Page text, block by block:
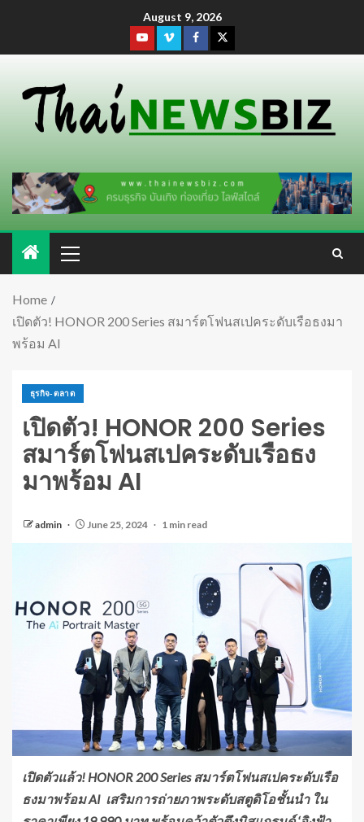
August 9, 2026
Home
เปิดตัว! HONOR 200 Series สมาร์ตโฟนสเปคระดับเรือธงมา
พร้อม AI
ธุรกิจ-ตลาด
เปิดตัว! HONOR 200 Series
สมาร์ตโฟนสเปคระดับเรือธง
มาพร้อม AI
admin June 25, 2024 1 min read
เปิดตัวแล้ว! HONOR 200 Series สมาร์ตโฟนสเปคระดับเรือ
ธงมาพร้อม AI เสริมการถ่ายภาพระดับสตูดิโอชั้นนำ ใน